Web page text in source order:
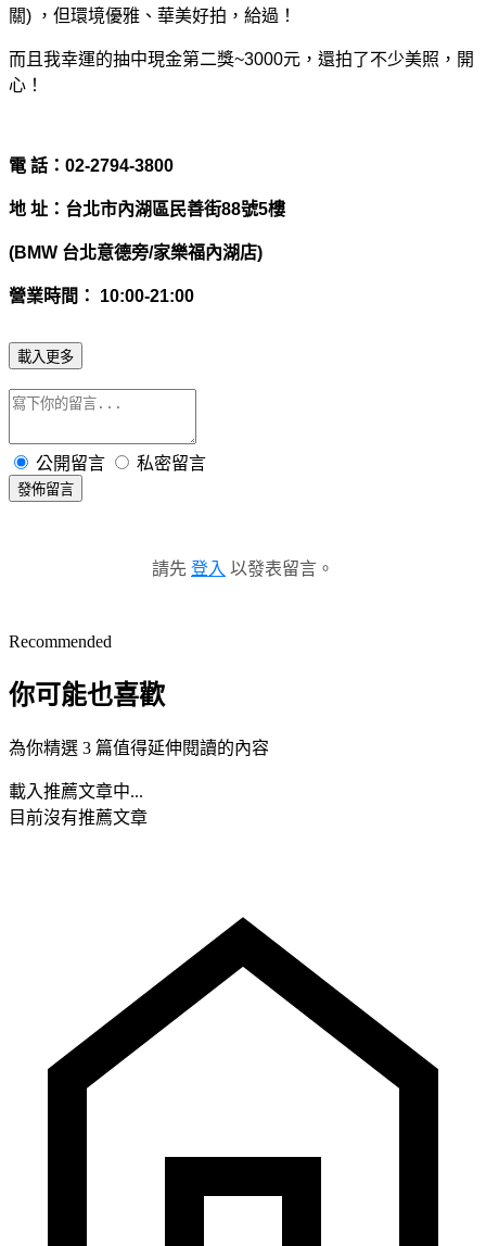
關) ，但環境優雅、華美好拍，給過！
而且我幸運的抽中現金第二獎~3000元，還拍了不少美照，開
心！
電 話：02-2794-3800
地 址：台北市內湖區民善街88號5樓
(BMW 台北意德旁/家樂福內湖店)
營業時間： 10:00-21:00
載入更多
公開留言 私密留言
發佈留言
請先 登入 以發表留言。
Recommended
你可能也喜歡
為你精選 3 篇值得延伸閱讀的內容
載入推薦文章中...
目前沒有推薦文章